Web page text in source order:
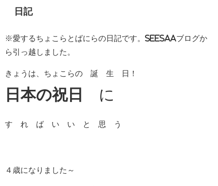
日記
※愛するちょこらとばにらの日記です。Seesaaブログか
ら引っ越しました。
きょうは、ちょこらの 誕 生 日！
日本の祝日 に
す れ ば い い と 思 う
４歳になりました～